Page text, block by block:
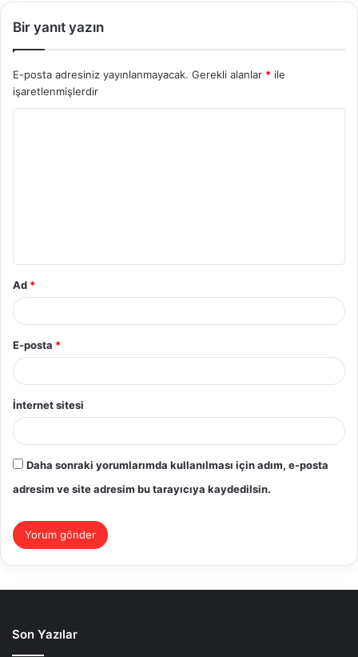
Bir yanıt yazın
E-posta adresiniz yayınlanmayacak. Gerekli alanlar * ile
işaretlenmişlerdir
Ad *
E-posta *
İnternet sitesi
Daha sonraki yorumlarımda kullanılması için adım, e-posta
adresim ve site adresim bu tarayıcıya kaydedilsin.
Son Yazılar